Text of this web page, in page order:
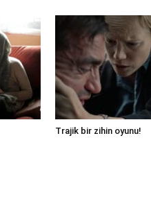
Trajik bir zihin oyunu!